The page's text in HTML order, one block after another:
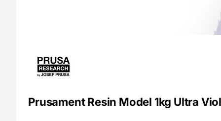
Prusament Resin Model 1kg Ultra